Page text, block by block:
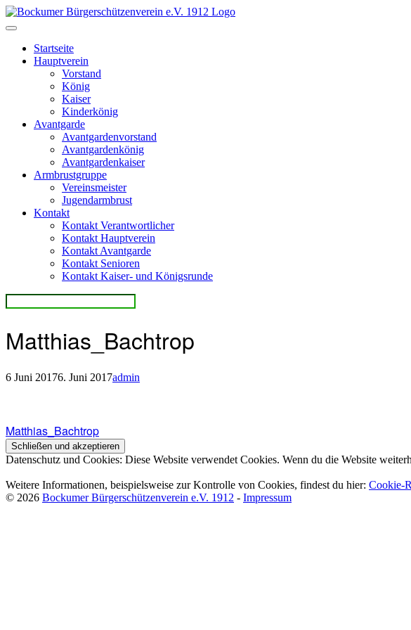
Direkt
zum
Startseite
Hauptverein
Vorstand
König
Kaiser
Kinderkönig
Avantgarde
Avantgardenvorstand
Avantgardenkönig
Avantgardenkaiser
Armbrustgruppe
Vereinsmeister
Jugendarmbrust
Kontakt
Kontakt Verantwortlicher
Kontakt Hauptverein
Kontakt Avantgarde
Kontakt Senioren
Kontakt Kaiser- und Königsrunde
Matthias_Bachtrop
6 Juni 20176. Juni 2017admin
Beitragsnavigation
Matthias_Bachtrop
Datenschutz und Cookies: Diese Website verwendet Cookies. Wenn du die Website
Weitere Informationen, beispielsweise zur Kontrolle von Cookies, findest du hier: Cookie-
© 2026 Bockumer Bürgerschützenverein e.V. 1912 - Impressum